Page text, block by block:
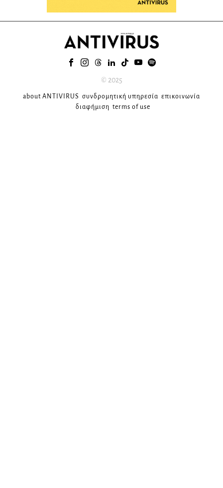
© 2025
about ANTIVIRUS συνδρομητική υπηρεσία επικοινωνία
διαφήμιση terms of use